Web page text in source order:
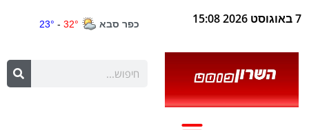
7 באוגוסט 2026 15:08